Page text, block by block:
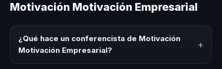
Motivación Motivación Empresarial
¿Qué hace un conferencista de Motivación
Motivación Empresarial?
+